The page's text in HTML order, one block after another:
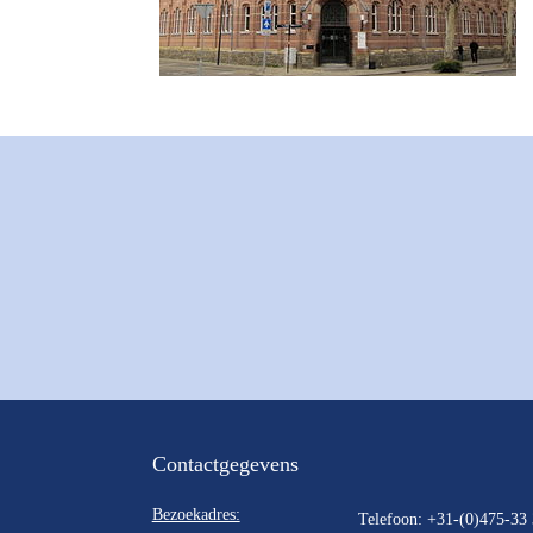
Contactgegevens
Bezoekadres:
Telefoon: +31-(0)475-33